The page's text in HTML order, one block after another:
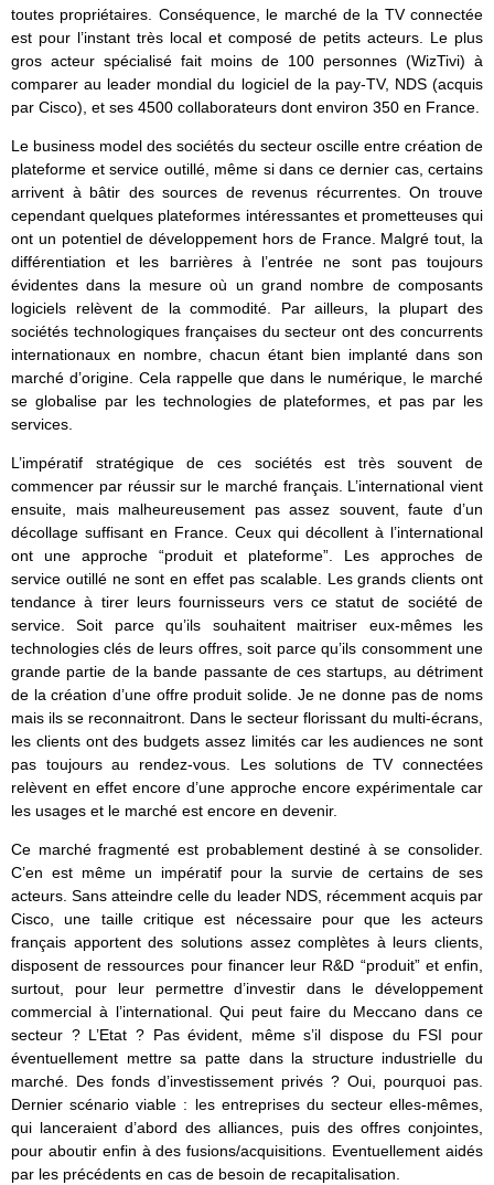
toutes propriétaires. Conséquence, le marché de la TV connectée
est pour l’instant très local et composé de petits acteurs. Le plus
gros acteur spécialisé fait moins de 100 personnes (WizTivi) à
comparer au leader mondial du logiciel de la pay-TV, NDS (acquis
par Cisco), et ses 4500 collaborateurs dont environ 350 en France.
Le business model des sociétés du secteur oscille entre création de
plateforme et service outillé, même si dans ce dernier cas, certains
arrivent à bâtir des sources de revenus récurrentes. On trouve
cependant quelques plateformes intéressantes et prometteuses qui
ont un potentiel de développement hors de France. Malgré tout, la
différentiation et les barrières à l’entrée ne sont pas toujours
évidentes dans la mesure où un grand nombre de composants
logiciels relèvent de la commodité. Par ailleurs, la plupart des
sociétés technologiques françaises du secteur ont des concurrents
internationaux en nombre, chacun étant bien implanté dans son
marché d’origine. Cela rappelle que dans le numérique, le marché
se globalise par les technologies de plateformes, et pas par les
services.
L’impératif stratégique de ces sociétés est très souvent de
commencer par réussir sur le marché français. L’international vient
ensuite, mais malheureusement pas assez souvent, faute d’un
décollage suffisant en France. Ceux qui décollent à l’international
ont une approche “produit et plateforme”. Les approches de
service outillé ne sont en effet pas scalable. Les grands clients ont
tendance à tirer leurs fournisseurs vers ce statut de société de
service. Soit parce qu’ils souhaitent maitriser eux-mêmes les
technologies clés de leurs offres, soit parce qu’ils consomment une
grande partie de la bande passante de ces startups, au détriment
de la création d’une offre produit solide. Je ne donne pas de noms
mais ils se reconnaitront. Dans le secteur florissant du multi-écrans,
les clients ont des budgets assez limités car les audiences ne sont
pas toujours au rendez-vous. Les solutions de TV connectées
relèvent en effet encore d’une approche encore expérimentale car
les usages et le marché est encore en devenir.
Ce marché fragmenté est probablement destiné à se consolider.
C’en est même un impératif pour la survie de certains de ses
acteurs. Sans atteindre celle du leader NDS, récemment acquis par
Cisco, une taille critique est nécessaire pour que les acteurs
français apportent des solutions assez complètes à leurs clients,
disposent de ressources pour financer leur R&D “produit” et enfin,
surtout, pour leur permettre d’investir dans le développement
commercial à l’international. Qui peut faire du Meccano dans ce
secteur ? L’Etat ? Pas évident, même s’il dispose du FSI pour
éventuellement mettre sa patte dans la structure industrielle du
marché. Des fonds d’investissement privés ? Oui, pourquoi pas.
Dernier scénario viable : les entreprises du secteur elles-mêmes,
qui lanceraient d’abord des alliances, puis des offres conjointes,
pour aboutir enfin à des fusions/acquisitions. Eventuellement aidés
par les précédents en cas de besoin de recapitalisation.